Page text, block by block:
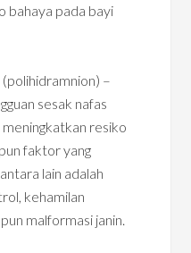
bahaya pada bayi
–
sesak nafas
resiko
faktor yang
lain adalah
kehamilan
malformasi janin.